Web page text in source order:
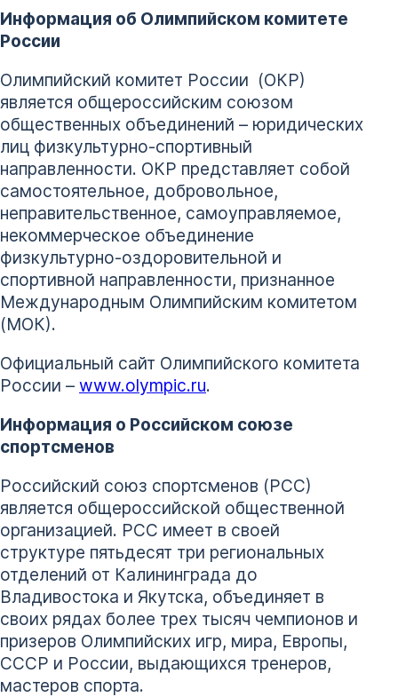
Информация об Олимпийском комитете
России
Олимпийский комитет России (ОКР)
является общероссийским союзом
общественных объединений – юридических
лиц физкультурно-спортивный
направленности. ОКР представляет собой
самостоятельное, добровольное,
неправительственное, самоуправляемое,
некоммерческое объединение
физкультурно-оздоровительной и
спортивной направленности, признанное
Международным Олимпийским комитетом
(МОК).
Официальный сайт Олимпийского комитета
России – www.olympic.ru.
Информация о Российском союзе
спортсменов
Российский союз спортсменов (РСС)
является общероссийской общественной
организацией. РСС имеет в своей
структуре пятьдесят три региональных
отделений от Калининграда до
Владивостока и Якутска, объединяет в
своих рядах более трех тысяч чемпионов и
призеров Олимпийских игр, мира, Европы,
СССР и России, выдающихся тренеров,
мастеров спорта.